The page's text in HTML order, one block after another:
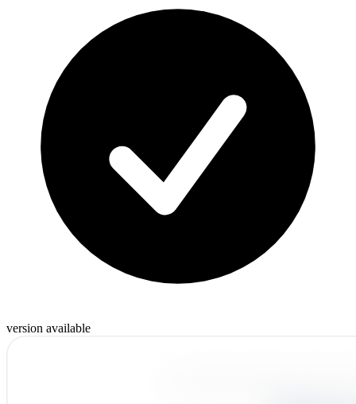
version available